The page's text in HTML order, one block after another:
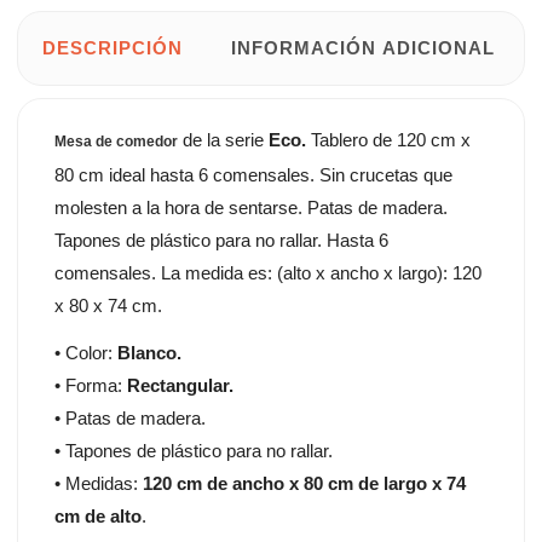
DESCRIPCIÓN INFORMACIÓN ADICIONAL
Mesa de comedor de la serie Eco. Tablero de 120 cm x
80 cm ideal hasta 6 comensales. Sin crucetas que
molesten a la hora de sentarse. Patas de madera.
Tapones de plástico para no rallar. Hasta 6
comensales. La medida es: (alto x ancho x largo): 120
x 80 x 74 cm.
• Color: Blanco.
• Forma: Rectangular.
• Patas de madera.
• Tapones de plástico para no rallar.
• Medidas: 120 cm de ancho x 80 cm de largo x 74
cm de alto.